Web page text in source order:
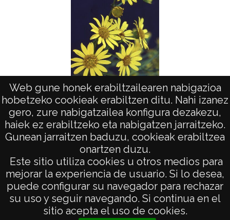
Web gune honek erabiltzailearen nabigazioa
hobetzeko cookieak erabiltzen ditu. Nahi izanez
gero, zure nabigatzailea konfigura dezakezu,
haiek ez erabiltzeko eta nabigatzen jarraitzeko.
Gunean jarraitzen baduzu, cookieak erabiltzea
onartzen duzu.
Este sitio utiliza cookies u otros medios para
mejorar la experiencia de usuario. Si lo desea,
puede configurar su navegador para rechazar
su uso y seguir navegando. Si continua en el
sitio acepta el uso de cookies.
Senecio Jacobea en Gobeo
AVISO LEGAL
POLÍTICA DE PRIVACIDAD
ACCESIBILIDAD
ATENCIÓN CIUDADANA